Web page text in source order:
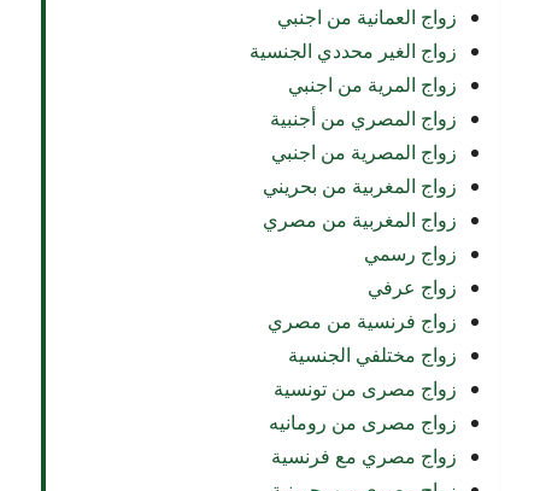
زواج العمانية من اجنبي
زواج الغير محددي الجنسية
زواج المرية من اجنبي
زواج المصري من أجنبية
زواج المصرية من اجنبي
زواج المغربية من بحريني
زواج المغربية من مصري
زواج رسمي
زواج عرفي
زواج فرنسية من مصري
زواج مختلفي الجنسية
زواج مصرى من تونسية
زواج مصرى من رومانيه
زواج مصري مع فرنسية